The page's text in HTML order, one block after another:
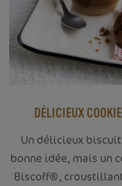
DÉLICIEUX
Un délicieux
bonne idée, mais un
Biscoff®,